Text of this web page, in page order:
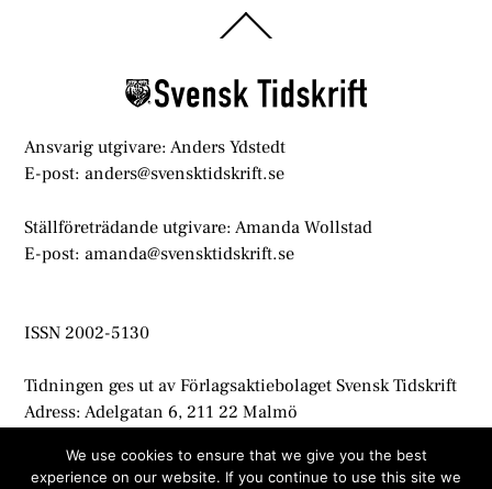
To
Ansvarig utgivare: Anders Ydstedt
E-post: anders@svensktidskrift.se
Ställföreträdande utgivare: Amanda Wollstad
E-post: amanda@svensktidskrift.se
ISSN 2002-5130
Tidningen ges ut av Förlagsaktiebolaget Svensk Tidskrift
Adress: Adelgatan 6, 211 22 Malmö
We use cookies to ensure that we give you the best
experience on our website. If you continue to use this site we